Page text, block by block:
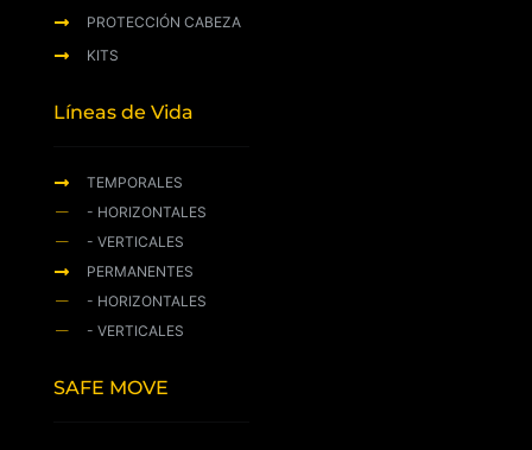
PROTECCIÓN CABEZA
KITS
Líneas de Vida
TEMPORALES
- HORIZONTALES
- VERTICALES
PERMANENTES
- HORIZONTALES
- VERTICALES
SAFE MOVE